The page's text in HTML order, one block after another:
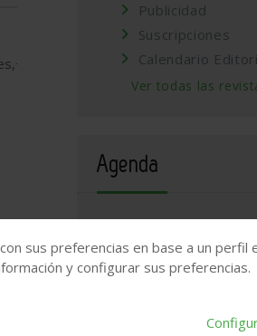
Publicidad
Suscripciones
Calendario
Ver todas las
Agenda
17 de septiembre, 2026 /
sus preferencias en base a un perfil
y configurar sus preferencias.